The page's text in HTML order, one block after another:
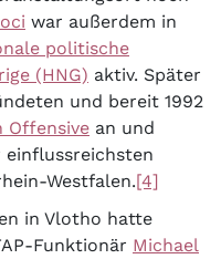
war außerdem in
politische
(HNG) aktiv. Später
und bereit 1992
Offensive an und
Westfalen.[4]
in Vlotho hatte
Funktionär Michael